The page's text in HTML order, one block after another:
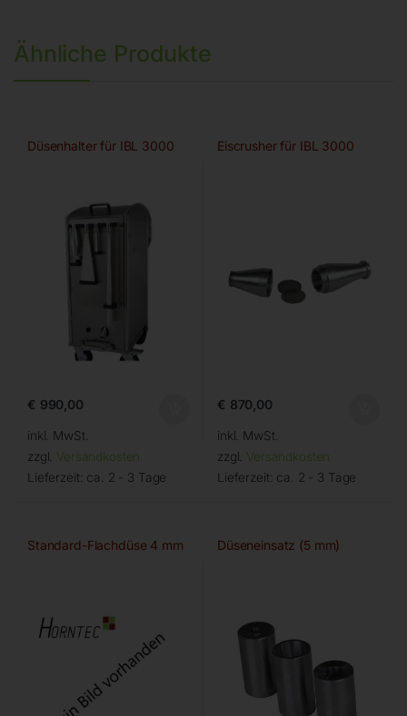
Ähnliche Produkte
Düsenhalter für IBL 3000
€ 990,00
inkl. MwSt.
zzgl. Versandkosten
Lieferzeit: ca. 2 - 3 Tage
Eiscrusher für IBL 3000
€ 870,00
inkl. MwSt.
zzgl. Versandkosten
Lieferzeit: ca. 2 - 3 Tage
Standard-Flachdüse 4 mm Düseneinsatz (5 mm)